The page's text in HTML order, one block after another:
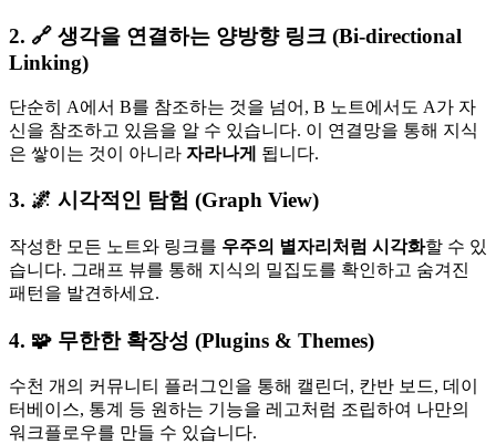
2. 🔗 생각을 연결하는 양방향 링크 (Bi-directional
Linking)
단순히 A에서 B를 참조하는 것을 넘어, B 노트에서도 A가 자
신을 참조하고 있음을 알 수 있습니다. 이 연결망을 통해 지식
은 쌓이는 것이 아니라 자라나게 됩니다.
3. 🌌 시각적인 탐험 (Graph View)
작성한 모든 노트와 링크를 우주의 별자리처럼 시각화할 수 있
습니다. 그래프 뷰를 통해 지식의 밀집도를 확인하고 숨겨진
패턴을 발견하세요.
4. 🧩 무한한 확장성 (Plugins & Themes)
수천 개의 커뮤니티 플러그인을 통해 캘린더, 칸반 보드, 데이
터베이스, 통계 등 원하는 기능을 레고처럼 조립하여 나만의
워크플로우를 만들 수 있습니다.